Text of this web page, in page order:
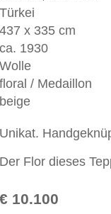
und antike Orientteppiche -